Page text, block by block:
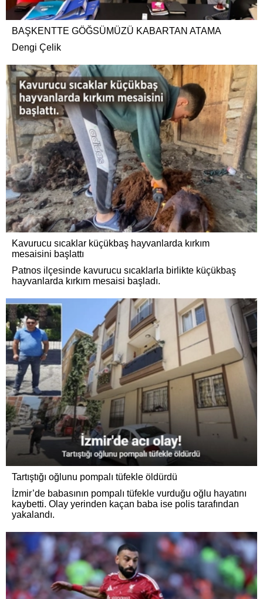
BAŞKENTTE GÖĞSÜMÜZÜ KABARTAN ATAMA
Dengi Çelik
Kavurucu sıcaklar küçükbaş hayvanlarda kırkım
mesaisini başlattı
Patnos ilçesinde kavurucu sıcaklarla birlikte küçükbaş
hayvanlarda kırkım mesaisi başladı.
Tartıştığı oğlunu pompalı tüfekle öldürdü
İzmir’de babasının pompalı tüfekle vurduğu oğlu hayatını
kaybetti. Olay yerinden kaçan baba ise polis tarafından
yakalandı.